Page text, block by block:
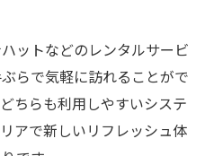
ットなどのレンタルサービ
らで気軽に訪れることがで
ちらも利用しやすいシステ
アで新しいリフレッシュ体